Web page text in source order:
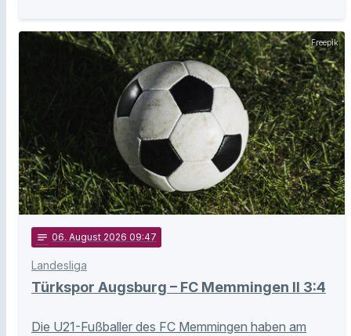
Freepik
notes 06. August 2026 09:47
Landesliga
Türkspor Augsburg – FC Memmingen II 3:4
Die U21-Fußballer des FC Memmingen haben am